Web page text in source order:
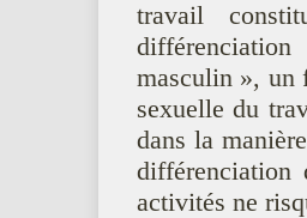
travail
masculin », un
sexuelle du
dans la
différenciation
activités ne